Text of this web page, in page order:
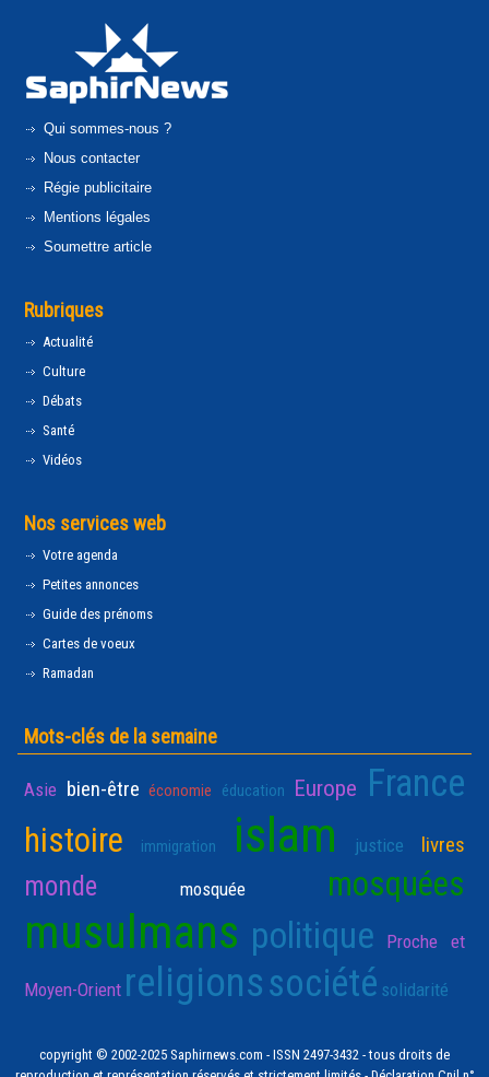
Qui sommes-nous ?
Nous contacter
Régie publicitaire
Mentions légales
Soumettre article
Rubriques
Actualité
Culture
Débats
Santé
Vidéos
Nos services web
Votre agenda
Petites annonces
Guide des prénoms
Cartes de voeux
Ramadan
Mots-clés de la semaine
Asie bien-être économie éducation Europe France
histoire immigration islam justice livres
monde mosquée mosquées
musulmans politique Proche et
Moyen-Orient religionssociété solidarité
copyright © 2002-2025 Saphirnews.com - ISSN 2497-3432 - tous droits de